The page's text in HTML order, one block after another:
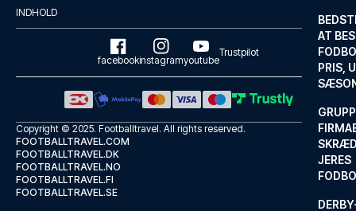
AT
PRIS,
JERES
INDHOLD
facebookinstagramyoutube
Trustpilot
Copyright © 2025. Footballtravel. All rights reserved.
FOOTBALLTRAVEL.COM
FOOTBALLTRAVEL.DK
FOOTBALLTRAVEL.NO
FOOTBALLTRAVEL.FI
FOOTBALLTRAVEL.SE